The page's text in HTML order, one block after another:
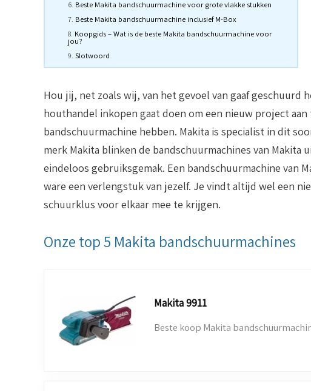
Beste Makita bandschuurmachine voor grote vlakke stukken
Beste Makita bandschuurmachine inclusief M-Box
Koopgids – Wat is de beste Makita bandschuurmachine voor
jou?
Slotwoord
Hou jij, net zoals wij, van het gevoel van gaaf geschuurd
houthandel inkopen gaat doen om een nieuw project
bandschuurmachine hebben. Makita is specialist in dit
merk Makita blinken de bandschuurmachines van
eindeloos gebruiksgemak. Een bandschuurmachine van
ware een verlengstuk van jezelf. Je vindt altijd wel een
schuurklus voor elkaar mee te krijgen.
Onze top 5 Makita bandschuurmachines
Makita 9911
Beste koop Makita